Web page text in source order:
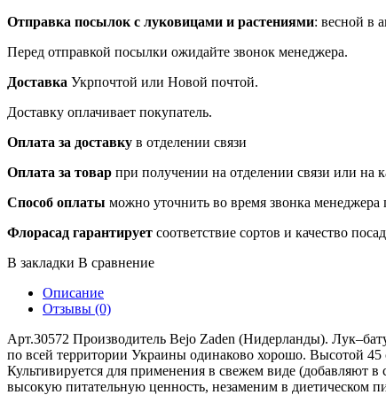
Отправка посылок с луковицами и растениями: весной в
Перед отправкой посылки ожидайте звонок менеджера.
Доставка Укрпочтой или Новой почтой.
Доставку оплачивает покупатель.
Оплата за доставку в отделении связи
Оплата за товар при получении на отделении связи или на
Способ оплаты можно уточнить во время звонка менеджера
Флорасад гарантирует соответствие сортов и качество
В закладки В сравнение
Описание
Отзывы (0)
Арт.30572 Производитель Bejo Zaden (Нидерланды).
по всей территории Украины одинаково хорошо. Высотой 45
Культивируется для применения в свежем виде (добавляют
высокую питательную ценность, незаменим в диетическом